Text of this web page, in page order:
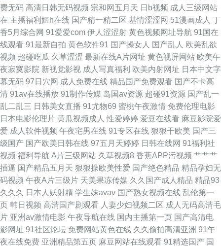
屄论坛 精品91 操逼导航 人人草人人 青青操逼网 色色国产传媒 激情亭亭五
月天 www变态天堂 www97色 AV免费在线观看 日本无码三级 久久素人 少妇
黑料 青娱乐92 97资源在线超碰 亚洲成人小说网 久久国产媒体 福利导航偷拍
亚洲 午夜污福利 国产精品大香蕉 黑丝美女内射自慰 91探花 色色午夜影院
wwwh片 在线成人欧美 欧美ssswww 99超碰网 福利社八区九区 精品天天干
性爱综合区 日韩精品一二三四
费无码 高清日韩无码视频 宗和网五月天 日b视频 成人三级网站
在 主播福利姬h在线 国产精一精二区 基情涩涩网 51漫画成人 丁
香5月综合网 91爱爱com 伊人涩涩射 黄色视频网址导航 91国在
线观看 91最新自拍 黄色软件91 国产操女人 国产乱人 欧美乱欲
视频 超碰吃瓜 久草涩涩 最新在线A片网址 黄色视屏网站 欧美午
夜寂寞影院 新视觉影视 成人写真福利 欧美内射网址 日本中文字
幕无码 97日穴网 成人免费在线 精品国产免费观看 国产不卡高
清 91av在线播放 91制作传媒 岛国av资源 超碰91资源 国产乱一
乱二乱三 日韩美女直播 91尤物69 蜜桃午夜激情 免费伦理电影
日本电影伦理片 黄瓜视频成人 性爱婷婷 爱豆在线看 麻豆影院爱
爱 成人软件视频 午夜宅男在线 91专区在线 狠狠干欧美 国产三
级国产 国产欧美日韩在线 97五月天婷婷 日韩在线网 91福利社
视频 福利导航 A片三级网站 久草视频8 香蕉APP污视频 艹艹艹
插逼 国产精品五月天 狠狠操欧美性爱 国产绝色精品 精品孕妇无
码视频 午夜A片三级片 天美果冻传媒 久久国产成人精品 精品93
久久久
日本人妖射精 学生妹avav 国产熟女视频在线 乱伦第一
页 韩日视频 高清国产剧观看 人妻少妇视频二区 成人无码高清毛
片 亚洲av激情电影 午夜导航在线 国内主播第一页 国产高清电
影网址 91社区论坛 免费网站黄色在线 久久偷拍高清亚洲 91午
夜在线免费 亚洲精品第五页 麻豆网站在线观看 91精选国产 国